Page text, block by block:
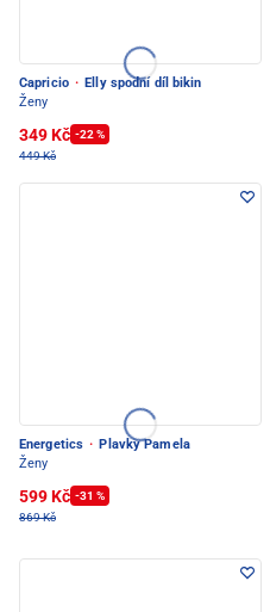
Capricio · Elly spodní díl bikin
Ženy
349 Kč -22 %
449 Kč
Energetics · Plavky Pamela
Ženy
599 Kč -31 %
869 Kč